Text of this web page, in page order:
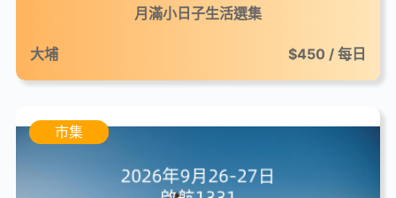
月滿小日子生活選集
大埔 $450 / 每日
市集